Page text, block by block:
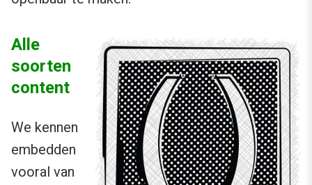
Alle
soorten
content
We kennen
embedden
vooral van